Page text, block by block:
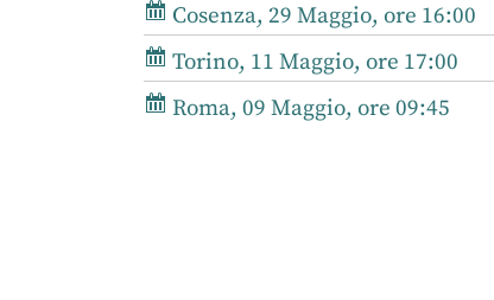
Cosenza, 29 Maggio, ore 16:00
Torino, 11 Maggio, ore 17:00
Roma, 09 Maggio, ore 09:45